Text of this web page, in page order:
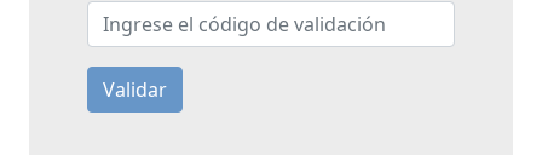
Ingrese el código de validación
Validar